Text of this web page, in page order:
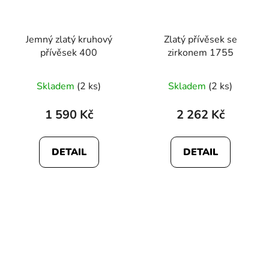
Jemný zlatý kruhový
přívěsek 400
Skladem (2 ks)
1 590 Kč
DETAIL
Zlatý přívěsek se
zirkonem 1755
Skladem (2 ks)
2 262 Kč
DETAIL